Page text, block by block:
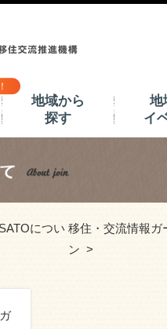
地域から
探す
地
イ
につい 移住・交流情報ガ
ン